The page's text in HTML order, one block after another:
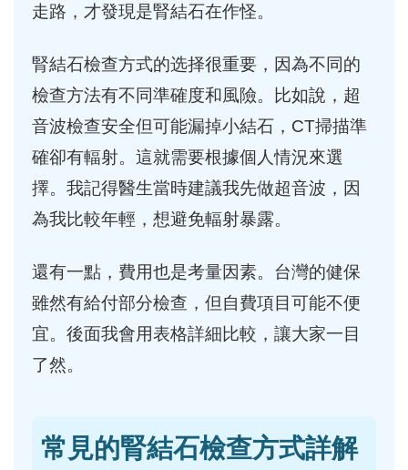
走路，才發現是腎結石在作怪。
腎結石檢查方式的选择很重要，因為不同的
檢查方法有不同準確度和風險。比如說，超
音波檢查安全但可能漏掉小結石，CT掃描準
確卻有輻射。這就需要根據個人情況來選
擇。我記得醫生當時建議我先做超音波，因
為我比較年輕，想避免輻射暴露。
還有一點，費用也是考量因素。台灣的健保
雖然有給付部分檢查，但自費項目可能不便
宜。後面我會用表格詳細比較，讓大家一目
了然。
常見的腎結石檢查方式詳解